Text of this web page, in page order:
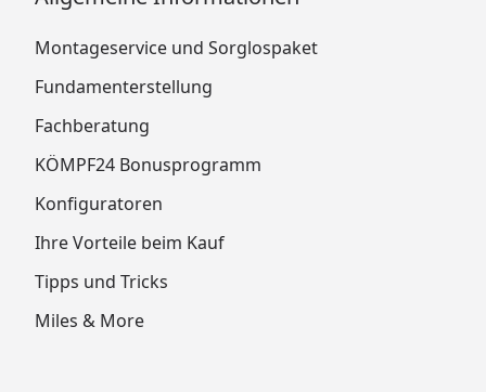
Montageservice und Sorglospaket
Fundamenterstellung
Fachberatung
KÖMPF24 Bonusprogramm
Konfiguratoren
Ihre Vorteile beim Kauf
Tipps und Tricks
Miles & More